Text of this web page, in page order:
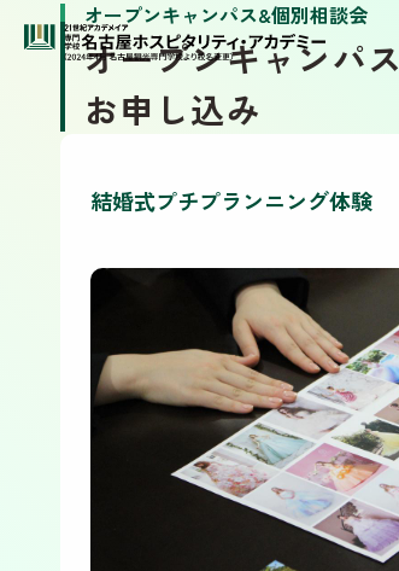
オープンキャンパス&個別相談会
オープンキャンパス
お申し込み
結婚式プチプランニング体験